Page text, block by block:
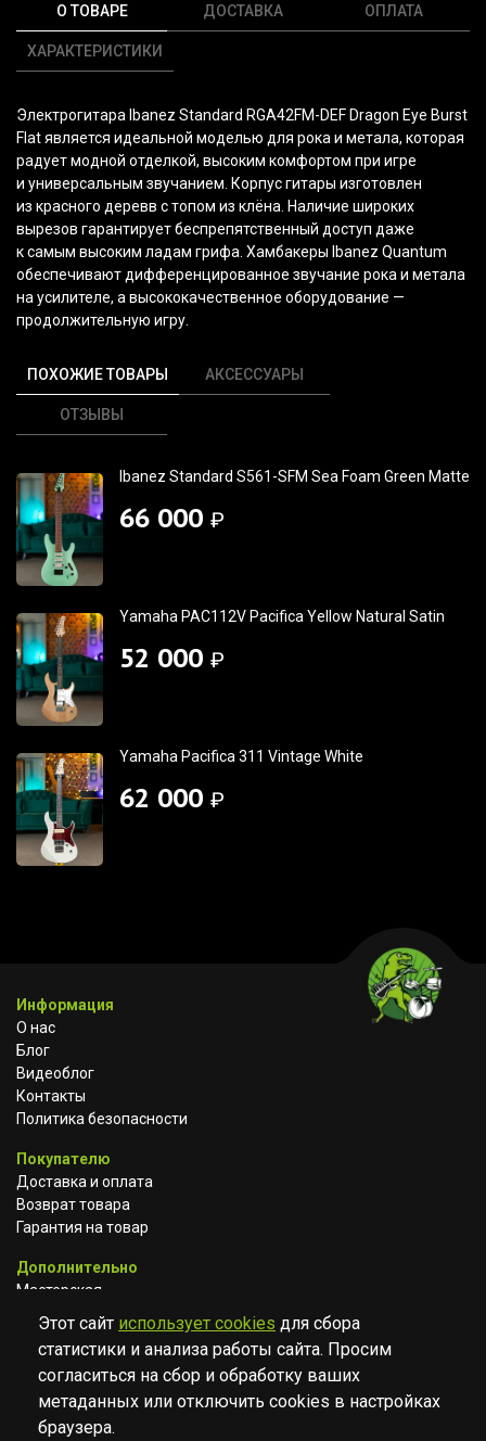
О ТОВАРЕ
ХАРАКТЕРИСТИКИ
ДОСТАВКА ОПЛАТА
Электрогитара Ibanez Standard RGA42FM-DEF Dragon Eye Burst
Flatявляется идеальной моделью для рока и метала, которая
радует модной отделкой, высоким комфортом при игре
и универсальным звучанием. Корпус гитары изготовлен
из красного деревв с топом из клёна. Наличие широких
вырезов гарантирует беспрепятственный доступ даже
к самым высоким ладам грифа. Хамбакеры Ibanez Quantum
обеспечивают дифференцированное звучание рока и метала
на усилителе, а высококачественное оборудование —
продолжительную игру.
ПОХОЖИЕ ТОВАРЫ АКСЕССУАРЫ
ОТЗЫВЫ
Ibanez Standard S561-SFM Sea Foam Green Matte
66 000 ₽
Yamaha PAC112V Pacifica Yellow Natural Satin
52 000 ₽
Yamaha Pacifica 311 Vintage White
62 000 ₽
Информация
О нас
Блог
Видеоблог
Контакты
Политика безопасности
Покупателю
Доставка и оплата
Возврат товара
Гарантия на товар
Дополнительно
Мастерская
Сотрудничество
YOUTUBE
Этот сайт использует cookies для сбора
статистики и анализа работы сайта. Просим
согласиться на сбор и обработку ваших
метаданных или отключить cookies в настройках
браузера.